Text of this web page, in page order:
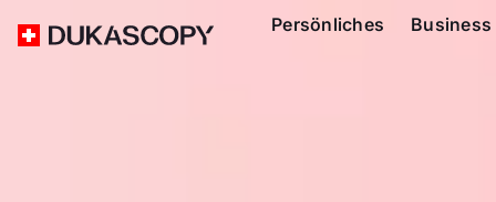
Persönliches Business